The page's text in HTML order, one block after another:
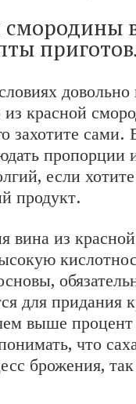
смородины
довольно
из красной
захотите сами.
пропорции
если хотите
продукт.
вина из
для придания
выше
что
брожения,